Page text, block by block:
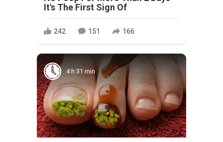
It's The First Sign Of
242 151 166
4 h 31 min